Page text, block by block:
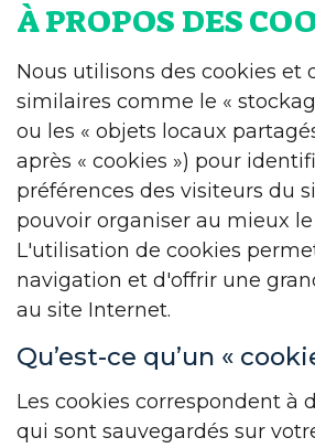
À PROPOS DES
Nous utilisons des cookies et
similaires comme le «
ou les « objets locaux
après « cookies ») pour
préférences des visiteurs du
pouvoir organiser au mieux
L'utilisation de cookies
navigation et d'offrir une
au site Internet.
Qu’est-ce qu’un «
Les cookies correspondent à
qui sont sauvegardés sur